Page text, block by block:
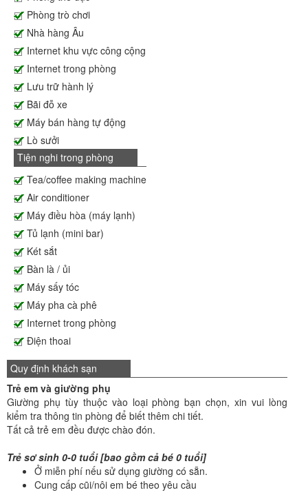
Phòng trò chơi
Nhà hàng Âu
Internet khu vực công cộng
Internet trong phòng
Lưu trữ hành lý
Bãi đỗ xe
Máy bán hàng tự động
Lò sưởi
Tiện nghi trong phòng
Tea/coffee making machine
Air conditioner
Máy điều hòa (máy lạnh)
Tủ lạnh (mini bar)
Két sắt
Bàn là / ủi
Máy sấy tóc
Máy pha cà phê
Internet trong phòng
Điện thoai
Quy định khách sạn
Trẻ em và giường phụ
Giường phụ tùy thuộc vào loại phòng bạn chọn, xin vui lòng
kiểm tra thông tin phòng để biết thêm chi tiết.
Tất cả trẻ em đều được chào đón.
Trẻ sơ sinh 0-0 tuổi [bao gồm cả bé 0 tuổi]
Ở miễn phí nếu sử dụng giường có sẵn.
Cung cấp cũi/nôi em bé theo yêu cầu